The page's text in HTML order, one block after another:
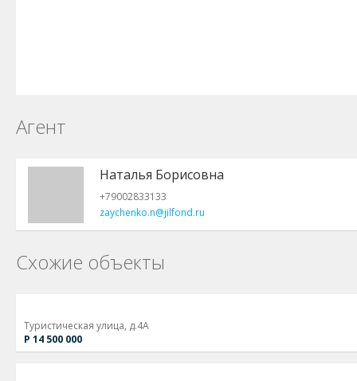
Агент
Наталья Борисовна
+79002833133
zaychenko.n@jilfond.ru
Схожие объекты
Туристическая улица, д.4А
Р 14 500 000